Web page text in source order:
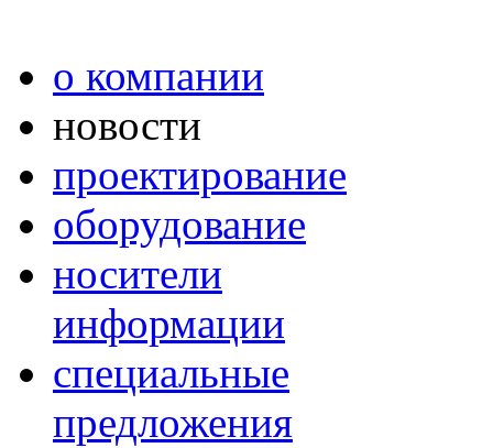
о компании
новости
проектирование
оборудование
носители
информации
специальные
предложения